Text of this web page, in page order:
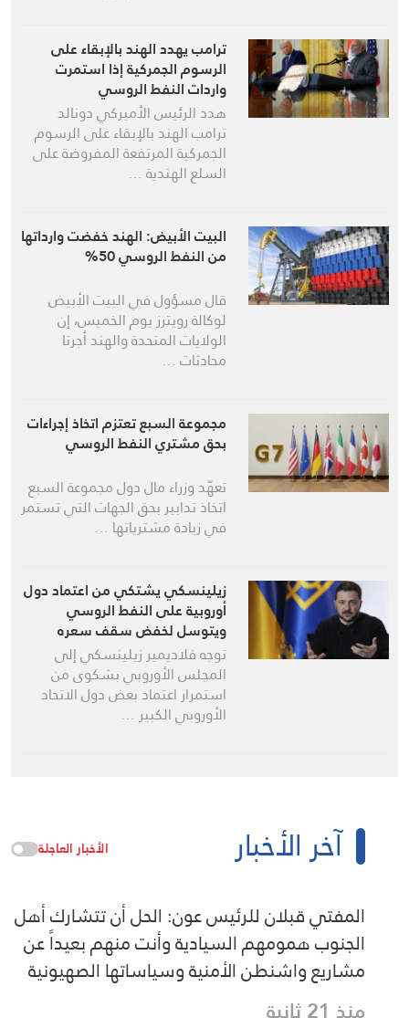
ترامب يهدد الهند بالإبقاء على
الرسوم الجمركية إذا استمرت
واردات النفط الروسي
هدد الرئيس الأميركي دونالد
ترامب الهند بالإبقاء على الرسوم
الجمركية المرتفعة المفروضة على
السلع الهندية …
البيت الأبيض: الهند خفضت وارداتها
من النفط الروسي 50%
قال مسؤول في البيت الأبيض
لوكالة رويترز يوم الخميس، إن
الولايات المتحدة والهند أجرتا
محادثات …
مجموعة السبع تعتزم اتخاذ إجراءات
بحق مشتري النفط الروسي
تعهّد وزراء مال دول مجموعة السبع
اتخاذ تدابير بحق الجهات التي تستمر
في زيادة مشترياتها …
زيلينسكي يشتكي من اعتماد دول
أوروبية على النفط الروسي
ويتوسل لخفض سقف سعره
توجه فلاديمير زيلينسكي إلى
المجلس الأوروبي بشكوى من
استمرار اعتماد بعض دول الاتحاد
الأوروبي الكبير …
آخر الأخبار الأخبار العاجلة
المفتي قبلان للرئيس عون: الحل أن تتشارك أهل
الجنوب همومهم السيادية وأنت منهم بعيداً عن
مشاريع واشنطن الأمنية وسياساتها الصهيونية